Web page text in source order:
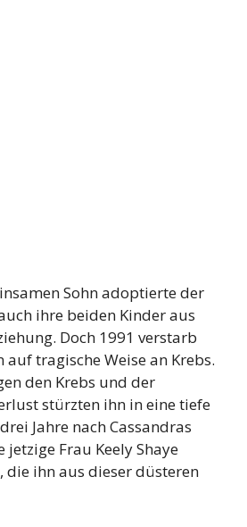
Sohn adoptierte der
ihre beiden Kinder aus
Doch 1991 verstarb
tragische Weise an Krebs.
den Krebs und der
stürzten ihn in eine tiefe
Jahre nach Cassandras
jetzige Frau Keely Shaye
die ihn aus dieser düsteren